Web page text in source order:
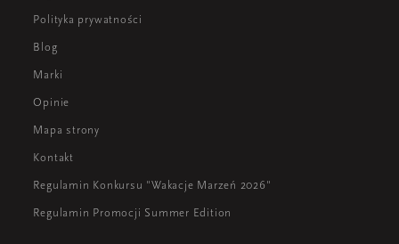
Polityka prywatności
Blog
Marki
Opinie
Mapa strony
Kontakt
Regulamin Konkursu "Wakacje Marzeń 2026"
Regulamin Promocji Summer Edition